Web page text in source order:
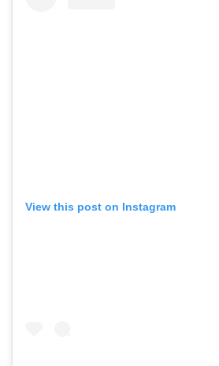
View this post on Instagram